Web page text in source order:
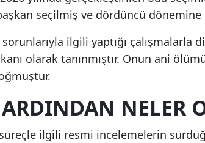
Kocaeli
Kütahya
Manisa
Kahramanmaraş
seçilmiş ve dördüncü dönemine
ilgili yaptığı çalışmalarla
olarak tanınmıştır. Onun ani
NELER
süreçle ilgili resmi incelemelerin